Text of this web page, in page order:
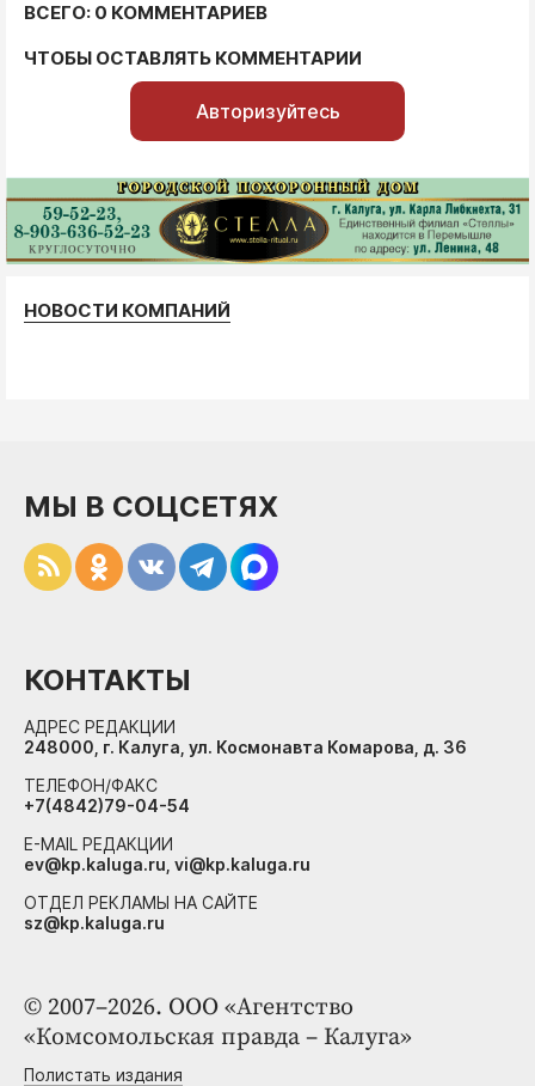
ВСЕГО: 0 КОММЕНТАРИЕВ
ЧТОБЫ ОСТАВЛЯТЬ КОММЕНТАРИИ
Авторизуйтесь
НОВОСТИ КОМПАНИЙ
© 2007–2026. ООО «Агентство
«Комсомольская правда – Калуга»
Полистать издания
МЫ В СОЦСЕТЯХ
КОНТАКТЫ
АДРЕС РЕДАКЦИИ
248000, г. Калуга, ул. Космонавта Комарова, д. 36
ТЕЛЕФОН/ФАКС
+7(4842)79-04-54
E-MAIL РЕДАКЦИИ
ev@kp.kaluga.ru, vi@kp.kaluga.ru
ОТДЕЛ РЕКЛАМЫ НА САЙТЕ
sz@kp.kaluga.ru